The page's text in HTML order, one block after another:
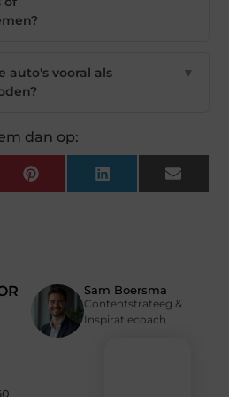
auto's vooral als
▼
dan op:
Pinterest LinkedIn Email
Sam Boersma
Contentstrateeg &
Inspiratiecoach